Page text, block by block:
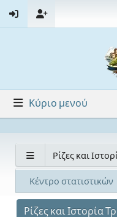
Κύριο μενού
Ρίζες και
Κέντρο στατιστικών
Ρίζες και Ιστορία